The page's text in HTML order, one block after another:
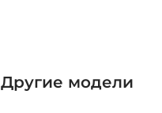
Другие модели